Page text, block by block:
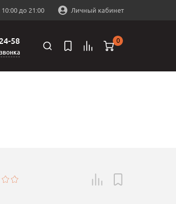
до 21:00 Личный кабинет
58 0